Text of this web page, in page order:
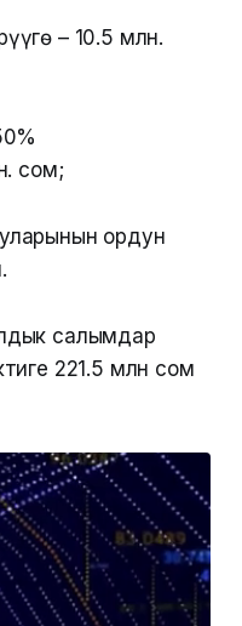
– 10.5 млн.
сом;
ордун
салымдар
221.5 млн сом